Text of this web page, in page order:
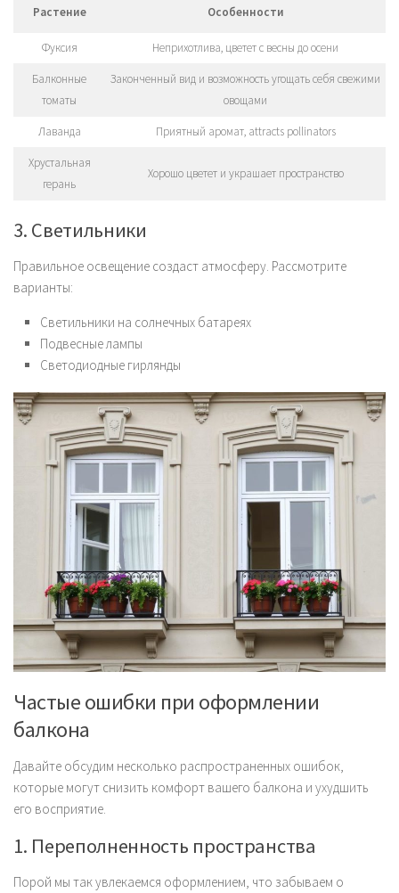
Растение Особенности
Фуксия Неприхотлива, цветет с весны до осени
Балконные
томаты
Законченный вид и возможность угощать себя свежими
овощами
Лаванда Приятный аромат, attracts pollinators
Хрустальная
герань
Хорошо цветет и украшает пространство
3. Светильники
Правильное освещение создаст атмосферу. Рассмотрите
варианты:
Светильники на солнечных батареях
Подвесные лампы
Светодиодные гирлянды
Частые ошибки при оформлении
балкона
Давайте обсудим несколько распространенных ошибок,
которые могут снизить комфорт вашего балкона и ухудшить
его восприятие.
1. Переполненность пространства
Порой мы так увлекаемся оформлением, что забываем о